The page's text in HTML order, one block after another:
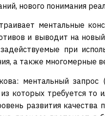
нового понимания
ментальные
и выводит на
при
а также многомерные
ментальный запрос
которых требуется то
развития